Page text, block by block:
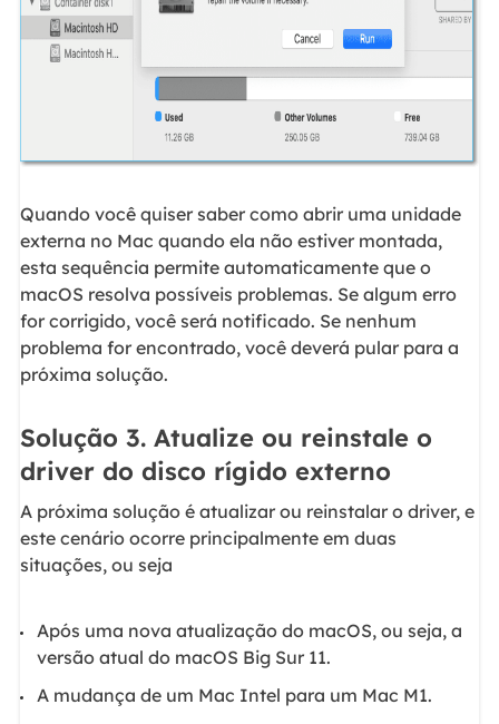
Quando você quiser saber como abrir uma unidade
externa no Mac quando ela não estiver montada,
esta sequência permite automaticamente que o
macOS resolva possíveis problemas. Se algum erro
for corrigido, você será notificado. Se nenhum
problema for encontrado, você deverá pular para a
próxima solução.
Solução 3. Atualize ou reinstale o
driver do disco rígido externo
A próxima solução é atualizar ou reinstalar o driver, e
este cenário ocorre principalmente em duas
situações, ou seja
Após uma nova atualização do macOS, ou seja, a
versão atual do macOS Big Sur 11.
A mudança de um Mac Intel para um Mac M1.